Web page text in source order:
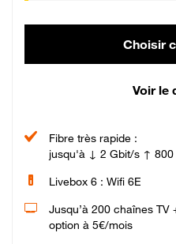
Choisir
Voir le
Fibre très rapide :
jusqu'à ↓ 2 Gbit/s ↑ 800
Livebox 6 : Wifi 6E
Jusqu’à 200 chaînes TV
option à 5€/mois